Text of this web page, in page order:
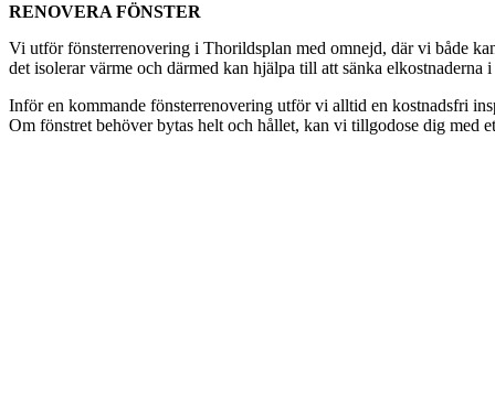
RENOVERA FÖNSTER
Vi utför fönsterrenovering i Thorildsplan med omnejd, där vi både
det isolerar värme och därmed kan hjälpa till att sänka
Inför en kommande fönsterrenovering utför vi alltid en kostnadsfri
Om fönstret behöver bytas helt och hållet, kan vi tillgodose dig med